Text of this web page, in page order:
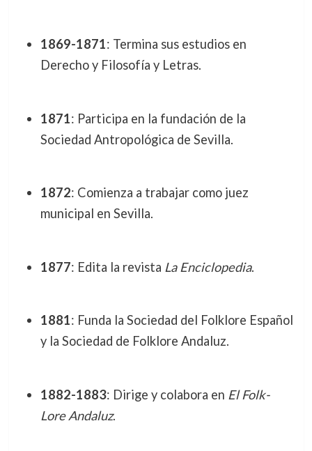
1869-1871: Termina sus estudios en
Derecho y Filosofía y Letras.
1871: Participa en la fundación de la
Sociedad Antropológica de Sevilla.
1872: Comienza a trabajar como juez
municipal en Sevilla.
1877: Edita la revista La Enciclopedia.
1881: Funda la Sociedad del Folklore Español
y la Sociedad de Folklore Andaluz.
1882-1883: Dirige y colabora en El Folk-
Lore Andaluz.